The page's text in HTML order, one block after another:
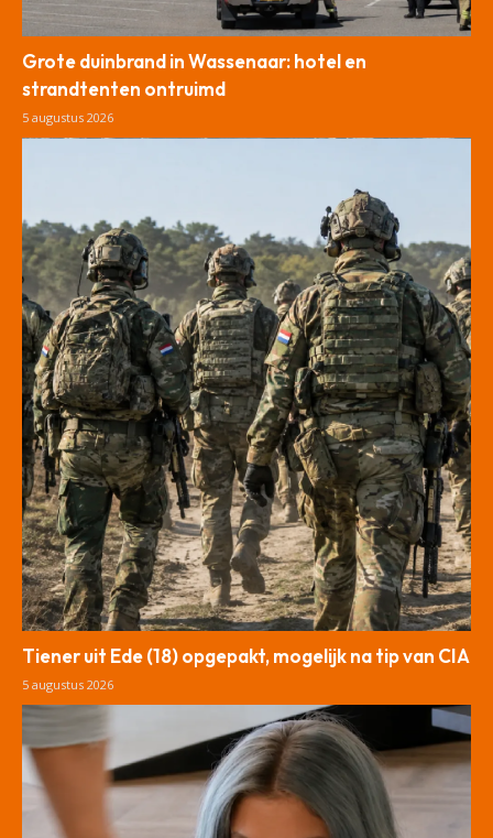
Grote duinbrand in Wassenaar: hotel en
strandtenten ontruimd
5 augustus 2026
Tiener uit Ede (18) opgepakt, mogelijk na tip van CIA
5 augustus 2026